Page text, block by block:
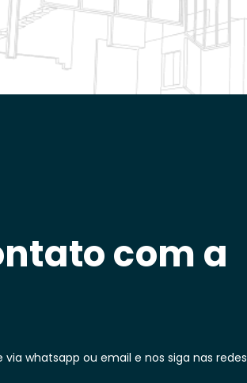
com a
whatsapp ou email e nos siga nas redes